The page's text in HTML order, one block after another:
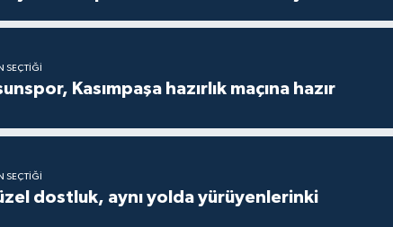
SEÇTIĞI
Kasımpaşa hazırlık maçına hazır
SEÇTIĞI
dostluk, aynı yolda yürüyenlerinki